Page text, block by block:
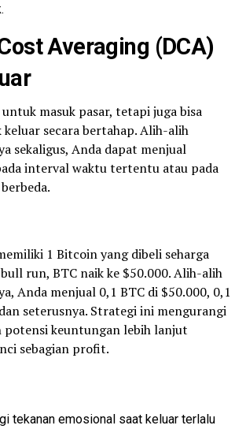
Averaging (DCA)
masuk pasar, tetapi juga bisa
secara bertahap. Alih-alih
sekaligus, Anda dapat menjual
interval waktu tertentu atau pada
1 Bitcoin yang dibeli seharga
run, BTC naik ke $50.000. Alih-alih
Anda menjual 0,1 BTC di $50.000, 0,1
seterusnya. Strategi ini mengurangi
potensi keuntungan lebih lanjut
sebagian profit.
tekanan emosional saat keluar terlalu